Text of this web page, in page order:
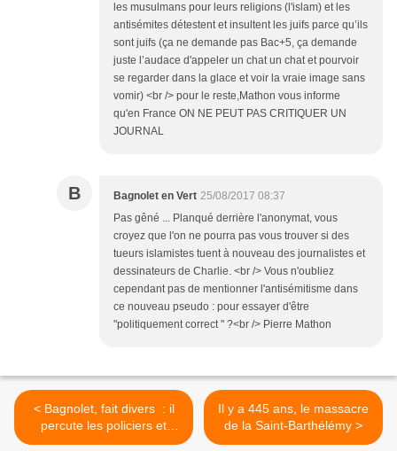
les musulmans pour leurs religions (l'islam) et les
antisémites détestent et insultent les juifs parce qu’ils
sont juifs (ça ne demande pas Bac+5, ça demande
juste l’audace d'appeler un chat un chat et pourvoir
se regarder dans la glace et voir la vraie image sans
vomir) <br /> pour le reste,Mathon vous informe
qu'en France ON NE PEUT PAS CRITIQUER UN
JOURNAL
B Bagnolet en Vert 25/08/2017 08:37
Pas gêné ... Planqué derrière l'anonymat, vous
croyez que l'on ne pourra pas vous trouver si des
tueurs islamistes tuent à nouveau des journalistes et
dessinateurs de Charlie. <br /> Vous n'oubliez
cependant pas de mentionner l'antisémitisme dans
ce nouveau pseudo : pour essayer d'être
"politiquement correct " ?<br /> Pierre Mathon
< Bagnolet, fait divers : il
percute les policiers et
appelle d'autres parsonnes
Il y a 445 ans, le massacre
de la Saint-Barthélémy >